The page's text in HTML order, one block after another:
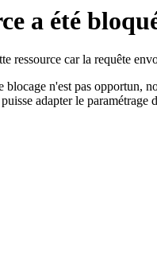
a été
car la requête
n'est pas opportun,
adapter le paramétrage